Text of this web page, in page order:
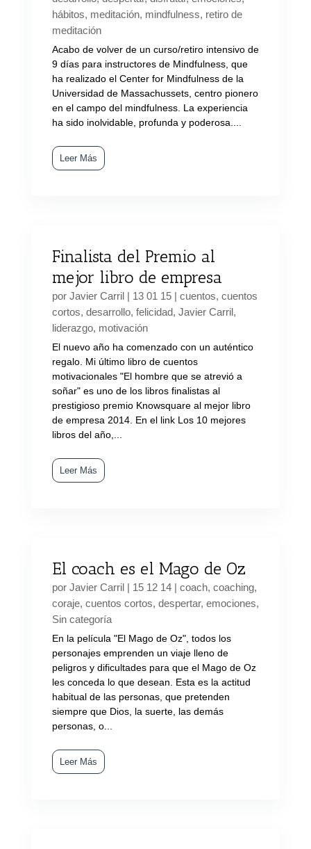
hábitos, meditación, mindfulness, retiro de
meditación
Acabo de volver de un curso/retiro intensivo de
9 días para instructores de Mindfulness, que
ha realizado el Center for Mindfulness de la
Universidad de Massachussets, centro pionero
en el campo del mindfulness. La experiencia
ha sido inolvidable, profunda y poderosa....
Leer Más
Finalista del Premio al
mejor libro de empresa
por Javier Carril| 13 01 15| cuentos, cuentos
cortos, desarrollo, felicidad, Javier Carril,
liderazgo, motivación
El nuevo año ha comenzado con un auténtico
regalo. Mi último libro de cuentos
motivacionales "El hombre que se atrevió a
soñar" es uno de los libros finalistas al
prestigioso premio Knowsquare al mejor libro
de empresa 2014. En el link Los 10 mejores
libros del año,...
Leer Más
El coach es el Mago de Oz
por Javier Carril| 15 12 14| coach, coaching,
coraje, cuentos cortos, despertar, emociones,
Sin categoría
En la película "El Mago de Oz", todos los
personajes emprenden un viaje lleno de
peligros y dificultades para que el Mago de Oz
les conceda lo que desean. Esta es la actitud
habitual de las personas, que pretenden
siempre que Dios, la suerte, las demás
personas, o...
Leer Más